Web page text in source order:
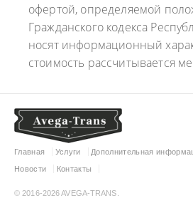
офертой, определяемой
Гражданского кодекса
носят информационный
стоимость рассчитывается
Главная Услуги Дополнительная
Новости
Контакты
© 2016-2026 AVEGA-TRANS.